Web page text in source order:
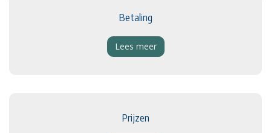
Betaling
Lees meer
Prijzen